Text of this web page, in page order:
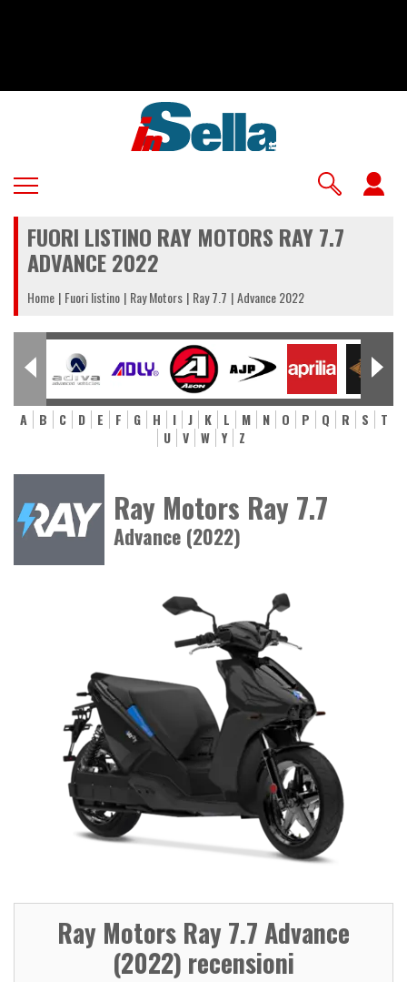
FUORI LISTINO RAY MOTORS RAY 7.7
ADVANCE 2022
Home Fuori listino Ray Motors Ray 7.7 Advance 2022
A B C D E F G H I J K L M N O P Q R S
T
U
V W Y Z
Ray Motors Ray 7.7
Advance (2022)
Ray Motors Ray 7.7 Advance
(2022) recensioni